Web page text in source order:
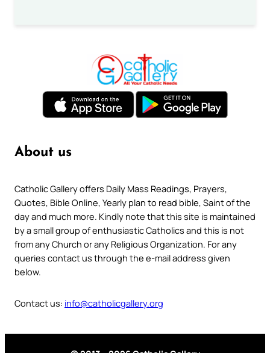
About us
Catholic Gallery offers Daily Mass Readings, Prayers,
Quotes, Bible Online, Yearly plan to read bible, Saint of the
day and much more. Kindly note that this site is maintained
by a small group of enthusiastic Catholics and this is not
from any Church or any Religious Organization. For any
queries contact us through the e-mail address given
below.
Contact us: info@catholicgallery.org